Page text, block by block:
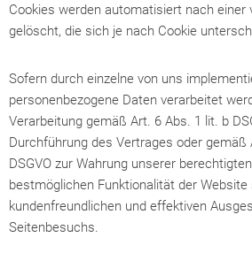
Cookies werden automatisiert nach einer
gelöscht, die sich je nach Cookie
Sofern durch einzelne von uns
personenbezogene Daten verarbeitet
Verarbeitung gemäß Art. 6 Abs. 1 lit. b
Durchführung des Vertrages oder gemäß
DSGVO zur Wahrung unserer
bestmöglichen Funktionalität der Website
kundenfreundlichen und effektiven
Seitenbesuchs.